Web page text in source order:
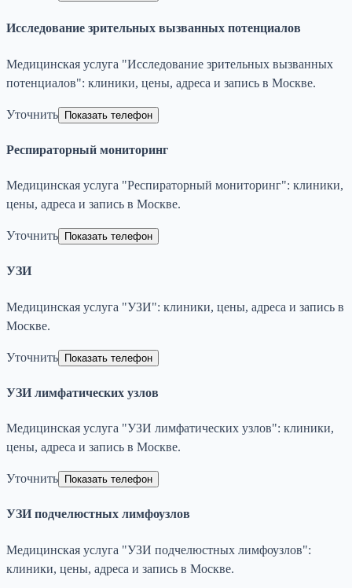
Исследование зрительных вызванных потенциалов
Медицинская услуга "Исследование зрительных вызванных
потенциалов": клиники, цены, адреса и запись в Москве.
Уточнить Показать телефон
Респираторный мониторинг
Медицинская услуга "Респираторный мониторинг": клиники,
цены, адреса и запись в Москве.
Уточнить Показать телефон
УЗИ
Медицинская услуга "УЗИ": клиники, цены, адреса и запись в
Москве.
Уточнить Показать телефон
УЗИ лимфатических узлов
Медицинская услуга "УЗИ лимфатических узлов": клиники,
цены, адреса и запись в Москве.
Уточнить Показать телефон
УЗИ подчелюстных лимфоузлов
Медицинская услуга "УЗИ подчелюстных лимфоузлов":
клиники, цены, адреса и запись в Москве.